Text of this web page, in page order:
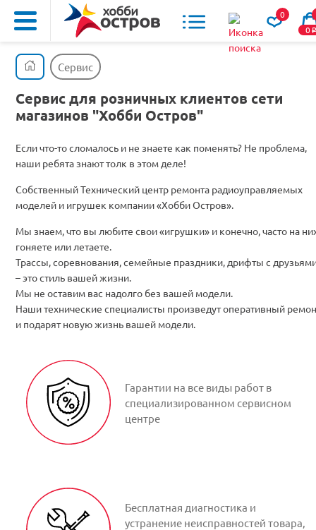
0
0o
Сервис
Сервис для розничных клиентов сети
магазинов "Хобби Остров"
Если что-то сломалось и не знаете как поменять? Не проблема,
наши ребята знают толк в этом деле!
Собственный Технический центр ремонта радиоуправляемых
моделей и игрушек компании «Хобби Остров».
Мы знаем, что вы любите свои «игрушки» и конечно, часто на
гоняете или летаете.
Трассы, соревнования, семейные праздники, дрифты с
– это стиль вашей жизни.
Мы не оставим вас надолго без вашей модели.
Наши технические специалисты произведут оперативный
и подарят новую жизнь вашей модели.
Гарантии на все виды работ в
специализированном сервисном
центре
Бесплатная диагностика и
устранение неисправностей товара,